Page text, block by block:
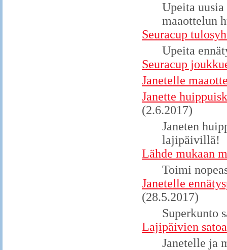
Upeita
maaottelun
Seuracup
Upeita
Seuracup
Janetelle
Janette
(2.6.2017)
Janeten
lajipäivillä!
Lähde mukaan
Toimi
Janetelle
(28.5.2017)
Superkunto
Lajipäivien satoa
Janetelle ja